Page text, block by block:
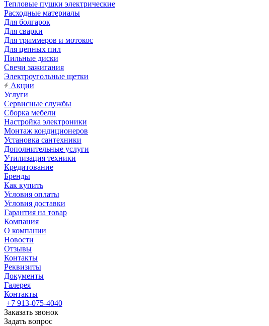
Тепловые пушки электрические
Расходные материалы
Для болгарок
Для сварки
Для триммеров и мотокос
Для цепных пил
Пильные диски
Свечи зажигания
Электроугольные щетки
Акции
Услуги
Сервисные службы
Сборка мебели
Настройка электроники
Монтаж кондиционеров
Установка сантехники
Дополнительные услуги
Утилизация техники
Кредитование
Бренды
Как купить
Условия оплаты
Условия доставки
Гарантия на товар
Компания
О компании
Новости
Отзывы
Контакты
Реквизиты
Документы
Галерея
Контакты
+7 913-075-4040
Заказать звонок
Задать вопрос